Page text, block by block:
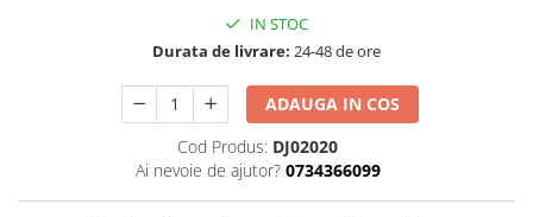
IN STOC
Durata de livrare: 24-48 de ore
ADAUGA IN COS
Cod Produs: DJ02020
Ai nevoie de ajutor? 0734366099